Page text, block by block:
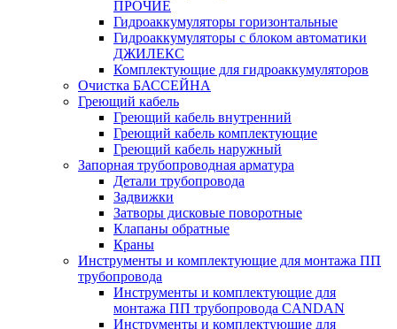
ПРОЧИЕ
Гидроаккумуляторы горизонтальные
Гидроаккумуляторы с блоком автоматики
ДЖИЛЕКС
Комплектующие для гидроаккумуляторов
Очистка БАССЕЙНА
Греющий кабель
Греющий кабель внутренний
Греющий кабель комплектующие
Греющий кабель наружный
Запорная трубопроводная арматура
Детали трубопровода
Задвижки
Затворы дисковые поворотные
Клапаны обратные
Краны
Инструменты и комплектующие для монтажа ПП
трубопровода
Инструменты и комплектующие для
монтажа ПП трубопровода CANDAN
Инструменты и комплектующие для